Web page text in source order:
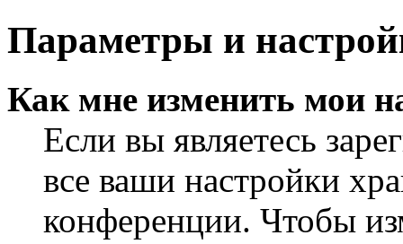
Параметры и
Как мне изменить мои
Если вы являетесь
все ваши настройки
конференции. Чтобы